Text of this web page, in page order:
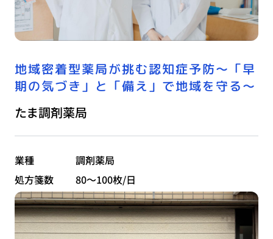
地域密着型薬局が挑む認知症予防〜「早
期の気づき」と「備え」で地域を守る〜
たま調剤薬局
業種
調剤薬局
処方箋数
80～100枚/日